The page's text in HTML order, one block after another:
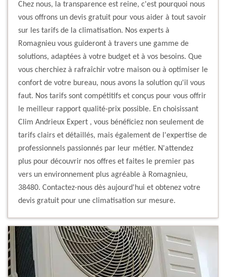
Chez nous, la transparence est reine, c'est pourquoi nous
vous offrons un devis gratuit pour vous aider à tout savoir
sur les tarifs de la climatisation. Nos experts à
Romagnieu vous guideront à travers une gamme de
solutions, adaptées à votre budget et à vos besoins. Que
vous cherchiez à rafraîchir votre maison ou à optimiser le
confort de votre bureau, nous avons la solution qu'il vous
faut. Nos tarifs sont compétitifs et conçus pour vous offrir
le meilleur rapport qualité-prix possible. En choisissant
Clim Andrieux Expert , vous bénéficiez non seulement de
tarifs clairs et détaillés, mais également de l'expertise de
professionnels passionnés par leur métier. N'attendez
plus pour découvrir nos offres et faites le premier pas
vers un environnement plus agréable à Romagnieu,
38480. Contactez-nous dès aujourd'hui et obtenez votre
devis gratuit pour une climatisation sur mesure.